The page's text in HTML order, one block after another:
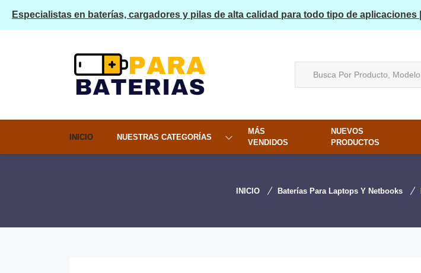
Especialistas en baterías, cargadores y pilas de alta calidad para todo tipo de aplicaciones |
INICIO NUESTRAS CATEGORÍAS
MÁS
VENDIDOS
NUEVOS
PRODUCTOS
INICIO Baterías Para Laptops Y Netbooks